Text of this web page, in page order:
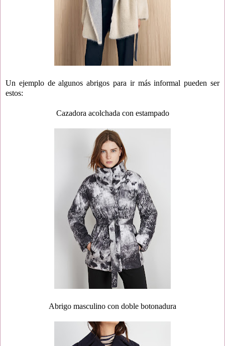
Un ejemplo de algunos abrigos para ir más informal pueden ser
estos:
Cazadora acolchada con estampado
Abrigo masculino con doble botonadura